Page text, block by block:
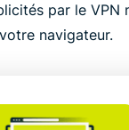
par le VPN
navigateur.